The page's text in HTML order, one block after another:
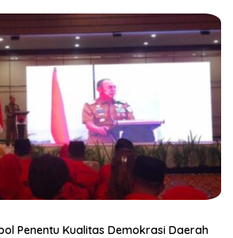
Penentu Kualitas Demokrasi Daerah